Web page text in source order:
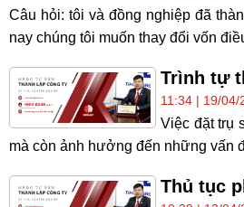
Câu hỏi: tôi và đồng nghiệp đã
nay chúng tôi muốn thay đổi vốn
Trình tự
11:34 | 19/04/
Việc đặt trụ
mà còn ảnh hưởng đến những vấn
Thủ tục